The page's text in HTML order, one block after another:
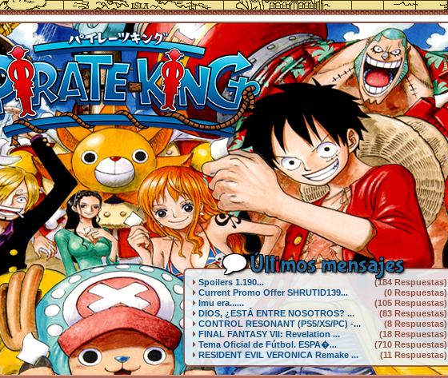
Últimos mensajes
Spoilers 1.190...
(184 Respuestas)
Current Promo Offer SHRUTID139...
(0 Respuestas)
Imu era......
(105 Respuestas)
DIOS, ¿ESTÁ ENTRE NOSOTROS? ...
(83 Respuestas)
CONTROL RESONANT (PS5/XS/PC) -...
(8 Respuestas)
FINAL FANTASY VII: Revelation ...
(18 Respuestas)
Tema Oficial de Fútbol. ESPA�...
(710 Respuestas)
RESIDENT EVIL VERONICA Remake ...
(11 Respuestas)